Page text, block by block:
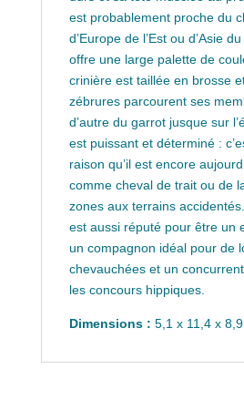
est probablement proche du
d’Europe de l’Est ou d’Asie
offre une large palette de
crinière est taillée en brosse
zébrures parcourent ses
d’autre du garrot jusque sur
est puissant et déterminé :
raison qu’il est encore
comme cheval de trait ou de
zones aux terrains
est aussi réputé pour être un
un compagnon idéal pour de
chevauchées et un
les concours hippiques.
Dimensions : 5,1 x 11,4 x